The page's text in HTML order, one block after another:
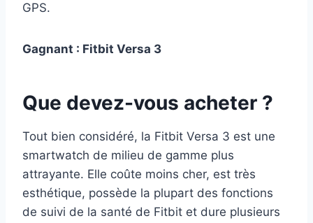
GPS.
Gagnant : Fitbit Versa 3
Que devez-vous acheter ?
Tout bien considéré, la Fitbit Versa 3 est une
smartwatch de milieu de gamme plus
attrayante. Elle coûte moins cher, est très
esthétique, possède la plupart des fonctions
de suivi de la santé de Fitbit et dure plusieurs